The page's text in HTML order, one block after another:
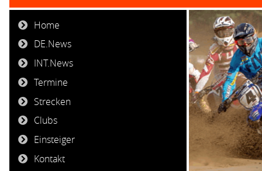
Home
DE.News
INT.News
Termine
Strecken
Clubs
Einsteiger
Kontakt